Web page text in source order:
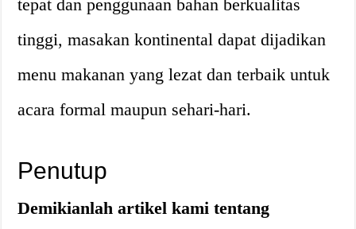
tepat dan penggunaan bahan berkualitas
tinggi, masakan kontinental dapat dijadikan
menu makanan yang lezat dan terbaik untuk
acara formal maupun sehari-hari.
Penutup
Demikianlah artikel kami tentang